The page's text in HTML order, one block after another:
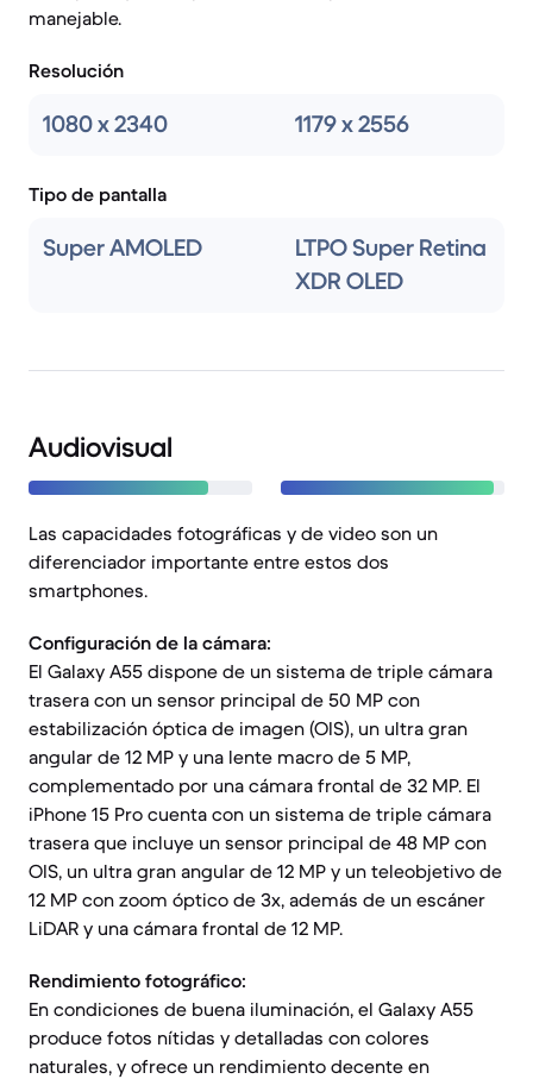
manejable.
Resolución
1080 x 2340 1179 x 2556
Tipo de pantalla
Super AMOLED
LTPO Super Retina
XDR OLED
Audiovisual
Las capacidades fotográficas y de video son un
diferenciador importante entre estos dos
smartphones.
Configuración de la cámara:
El Galaxy A55 dispone de un sistema de triple cámara
trasera con un sensor principal de 50 MP con
estabilización óptica de imagen (OIS), un ultra gran
angular de 12 MP y una lente macro de 5 MP,
complementado por una cámara frontal de 32 MP. El
iPhone 15 Pro cuenta con un sistema de triple cámara
trasera que incluye un sensor principal de 48 MP con
OIS, un ultra gran angular de 12 MP y un teleobjetivo de
12 MP con zoom óptico de 3x, además de un escáner
LiDAR y una cámara frontal de 12 MP.
Rendimiento fotográfico:
En condiciones de buena iluminación, el Galaxy A55
produce fotos nítidas y detalladas con colores
naturales, y ofrece un rendimiento decente en